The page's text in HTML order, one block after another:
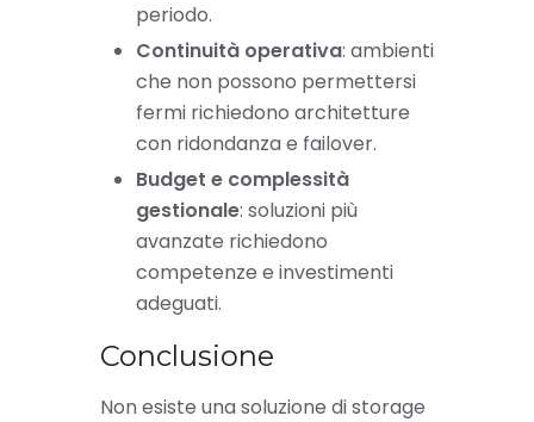
periodo.
Continuità operativa: ambienti
che non possono permettersi
fermi richiedono architetture
con ridondanza e failover.
Budget e complessità
gestionale: soluzioni più
avanzate richiedono
competenze e investimenti
adeguati.
Conclusione
Non esiste una soluzione di storage